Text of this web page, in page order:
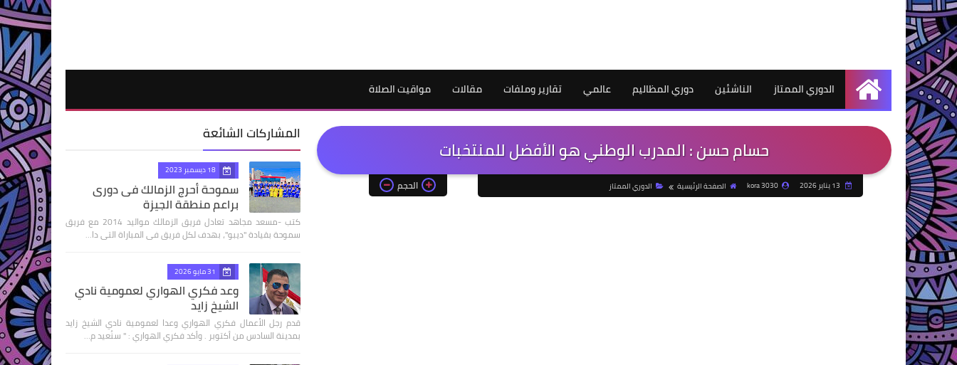
الرئيسية
الدوري الممتاز الناشئين دوري المظاليم عالمي تقارير وملفات مقالات مواقيت الصلاة
حسام حسن : المدرب الوطني هو الأفضل للمنتخبات
kora 3030 الصفحة الرئيسية الدوري الممتاز الحجم
المشاركات الشائعة
18 ديسمبر 2023
سموحة أحرج الزمالك فى دورى
براعم منطقة الجيزة
كتب -مسعد مجاهد تعادل فريق الزمالك مواليد 2014 مع فريق
سموحة بقيادة "ديبو"، بهدف لكل فريق فى المباراة التى دا…
31 مايو 2026
وعد فكري الهواري لعمومية نادي
الشيخ زايد
قدم رجل الأعمال فكري الهواري وعدا لعمومية نادي الشيخ زايد
بمدينة السادس من أكتوبر . وأكد فكري الهواري : " سنُعيد م…